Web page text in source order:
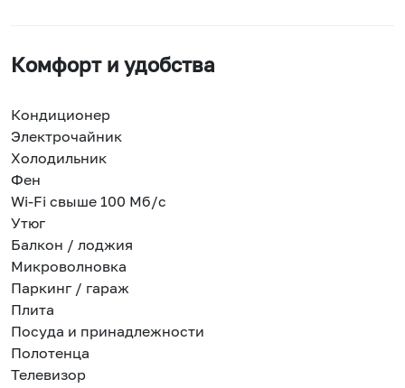
Комфорт и удобства
Кондиционер
Электрочайник
Холодильник
Фен
Wi-Fi свыше 100 Мб/с
Утюг
Балкон / лоджия
Микроволновка
Паркинг / гараж
Плита
Посуда и принадлежности
Полотенца
Телевизор